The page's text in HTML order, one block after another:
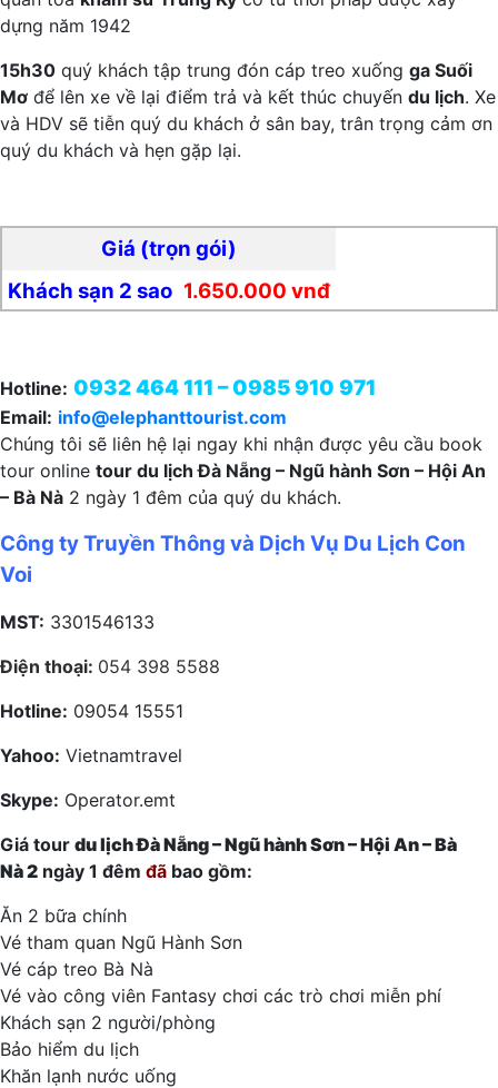
dựng năm 1942
15h30 quý khách tập trung đón cáp treo xuống ga Suối
Mơ để lên xe về lại điểm trả và kết thúc chuyến du lịch. Xe
và HDV sẽ tiễn quý du khách ở sân bay, trân trọng cảm ơn
quý du khách và hẹn gặp lại.
Giá (trọn gói)
Khách sạn 2 sao 1.650.000 vnđ
Hotline: 0932 464 111 – 0985 910 971
Email: info@elephanttourist.com
Chúng tôi sẽ liên hệ lại ngay khi nhận được yêu cầu book
tour online tour du lịch Đà Nẵng – Ngũ hành Sơn – Hội An
– Bà Nà 2 ngày 1 đêm của quý du khách.
Công ty Truyền Thông và Dịch Vụ Du Lịch Con
Voi
MST: 3301546133
Điện thoại: 054 398 5588
Hotline: 09054 15551
Yahoo: Vietnamtravel
Skype: Operator.emt
Giá tour du lịch Đà Nẵng – Ngũ hành Sơn – Hội An – Bà
Nà2 ngày 1 đêm đã bao gồm:
Ăn 2 bữa chính
Vé tham quan Ngũ Hành Sơn
Vé cáp treo Bà Nà
Vé vào công viên Fantasy chơi các trò chơi miễn phí
Khách sạn 2 người/phòng
Bảo hiểm du lịch
Khăn lạnh nước uống